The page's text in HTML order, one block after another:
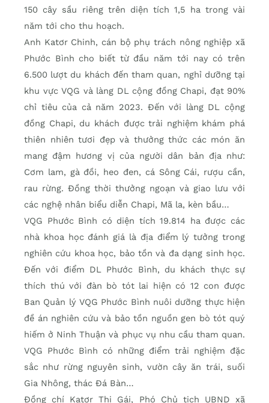
150 cây sầu riêng trên diện tích 1,5 ha trong vài
năm tới cho thu hoạch.
Anh Katơr Chinh, cán bộ phụ trách nông nghiệp xã
Phước Bình cho biết từ đầu năm tới nay có trên
6.500 lượt du khách đến tham quan, nghỉ dưỡng tại
khu vực VQG và làng DL cộng đồng Chapi, đạt 90%
chỉ tiêu của cả năm 2023. Đến với làng DL cộng
đồng Chapi, du khách được trải nghiệm khám phá
thiên nhiên tươi đẹp và thưởng thức các món ăn
mang đậm hương vị của người dân bản địa như:
Cơm lam, gà đồi, heo đen, cá Sông Cái, rượu cần,
rau rừng. Đồng thời thưởng ngoạn và giao lưu với
các nghệ nhân biểu diễn Chapi, Mã la, kèn bầu…
VQG Phước Bình có diện tích 19.814 ha được các
nhà khoa học đánh giá là địa điểm lý tưởng trong
nghiên cứu khoa học, bảo tồn và đa dạng sinh học.
Đến với điểm DL Phước Bình, du khách thực sự
thích thú với đàn bò tót lai hiện có 12 con được
Ban Quản lý VQG Phước Bình nuôi dưỡng thực hiện
đề án nghiên cứu và bảo tồn nguồn gen bò tót quý
hiếm ở Ninh Thuận và phục vụ nhu cầu tham quan.
VQG Phước Bình có những điểm trải nghiệm đặc
sắc như rừng nguyên sinh, vườn cây ăn trái, suối
Gia Nhông, thác Đá Bàn…
Đồng chí Katơr Thị Gái, Phó Chủ tịch UBND xã